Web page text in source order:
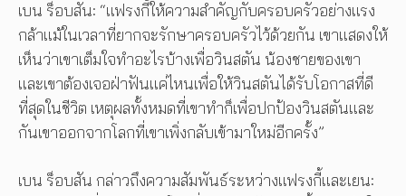
เบน ร็อบสัน: “แฟรงกี้ให้ความสำคัญกับครอบครัวอย่างแรง
กล้าแม้ในเวลาที่ยากจะรักษาครอบครัวไว้ด้วยกัน เขาแสดงให้
เห็นว่าเขาเต็มใจทำอะไรบ้างเพื่อวินสตัน น้องชายของเขา
และเขาต้องเจอฝ่าฟันแค่ไหนเพื่อให้วินสตันได้รับโอกาสที่ดี
ที่สุดในชีวิต เหตุผลทั้งหมดที่เขาทำก็เพื่อปกป้องวินสตันและ
กันเขาออกจากโลกที่เขาเพิ่งกลับเข้ามาใหม่อีกครั้ง”
เบน ร็อบสัน กล่าวถึงความสัมพันธ์ระหว่างแฟรงกี้และเยน: